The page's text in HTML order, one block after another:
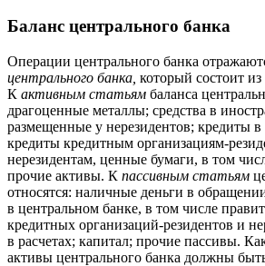
Баланс центрального банка
Операции центрального банка
центрального банка, который состоит
К активным статьям баланса
драгоценные металлы; средства в
размещенные у нерезидентов; кредиты
кредиты кредитным организациям-
нерезидентам, ценные бумаги, в том
прочие активы. К пассивным статьям
относятся: наличные деньги в
в центральном банке, в том числе
кредитных организаций-резидентов и
в расчетах; капитал; прочие пассивы.
активы центрального банка должны